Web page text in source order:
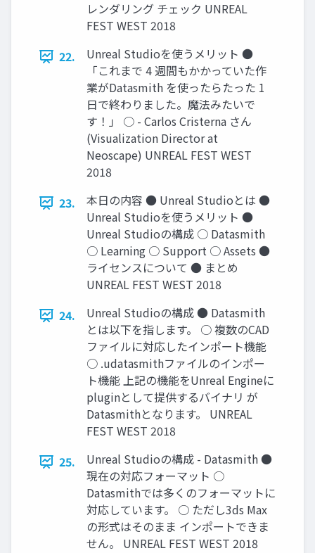
レンダリング チェック UNREAL
FEST WEST 2018
22.
Unreal Studioを使うメリット ●
「これまで 4 週間もかかっていた作
業がDatasmith を使ったらたった 1
日で終わりました。魔法みたいで
す！」 ○ - Carlos Cristerna さん
(Visualization Director at
Neoscape) UNREAL FEST WEST
2018
23.
本日の内容 ● Unreal Studioとは ●
Unreal Studioを使うメリット ●
Unreal Studioの構成 ○ Datasmith
○ Learning ○ Support ○ Assets ●
ライセンスについて ● まとめ
UNREAL FEST WEST 2018
24.
Unreal Studioの構成 ● Datasmith
とは以下を指します。 ○ 複数のCAD
ファイルに対応したインポート機能
○ .udatasmithファイルのインポー
ト機能 上記の機能をUnreal Engineに
pluginとして提供するバイナリ が
Datasmithとなります。 UNREAL
FEST WEST 2018
25.
Unreal Studioの構成 - Datasmith ●
現在の対応フォーマット ○
Datasmithでは多くのフォーマットに
対応しています。 ○ ただし3ds Max
の形式はそのまま インポートできま
せん。 UNREAL FEST WEST 2018